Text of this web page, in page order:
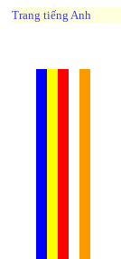
Trang tiếng Anh